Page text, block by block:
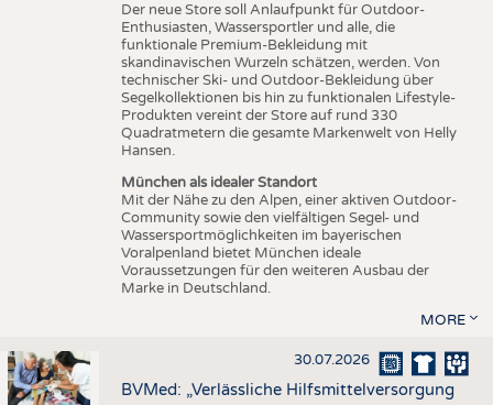
Der neue Store soll Anlaufpunkt für Outdoor-
Enthusiasten, Wassersportler und alle, die
funktionale Premium-Bekleidung mit
skandinavischen Wurzeln schätzen, werden. Von
technischer Ski- und Outdoor-Bekleidung über
Segelkollektionen bis hin zu funktionalen Lifestyle-
Produkten vereint der Store auf rund 330
Quadratmetern die gesamte Markenwelt von Helly
Hansen.
München als idealer Standort
Mit der Nähe zu den Alpen, einer aktiven Outdoor-
Community sowie den vielfältigen Segel- und
Wassersportmöglichkeiten im bayerischen
Voralpenland bietet München ideale
Voraussetzungen für den weiteren Ausbau der
Marke in Deutschland.
MORE
30.07.2026
BVMed: „Verlässliche Hilfsmittelversorgung